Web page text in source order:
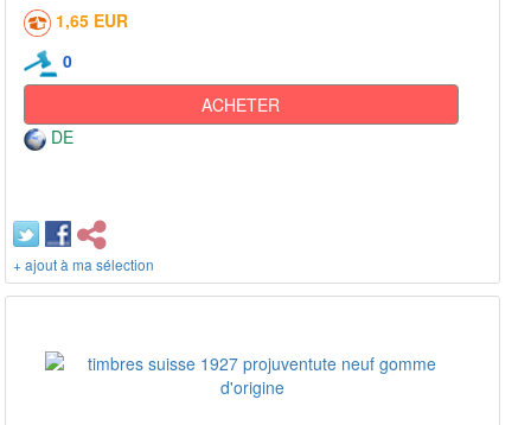
1,65 EUR
0
ACHETER
DE
+ ajout à ma sélection